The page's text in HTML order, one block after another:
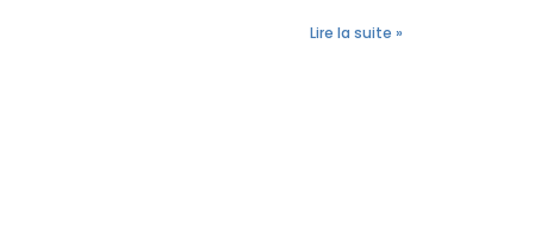
Lire la suite »